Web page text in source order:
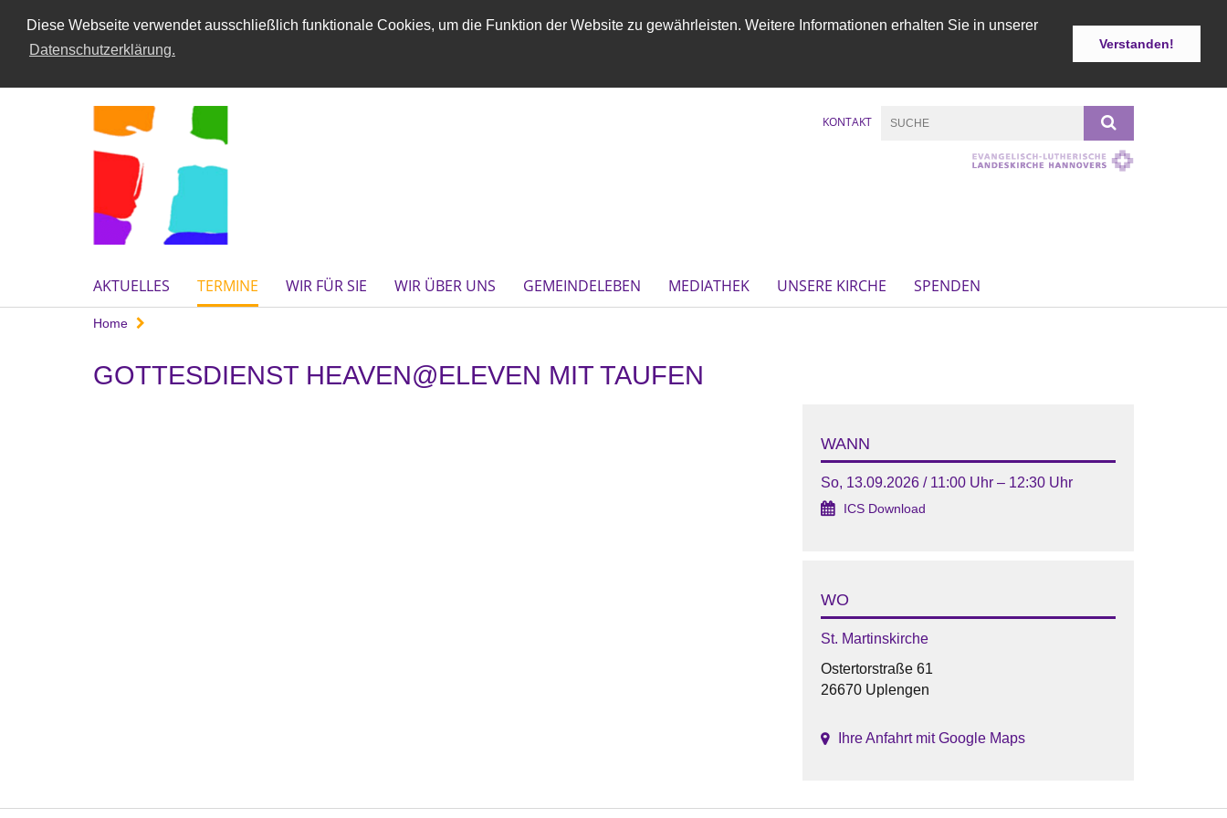
Diese Webseite verwendet ausschließlich funktionale Cookies, um die Funktion der Website zu gewährleisten. Weitere Informationen erhalten Sie in unserer
Datenschutzerklärung.
Verstanden!
KONTAKT
AKTUELLES TERMINE WIR FÜR SIE WIR ÜBER UNS GEMEINDELEBEN MEDIATHEK UNSERE KIRCHE SPENDEN
Home
GOTTESDIENST HEAVEN@ELEVEN MIT TAUFEN
WANN
So, 13.09.2026 / 11:00 Uhr – 12:30 Uhr
ICS Download
WO
St. Martinskirche
Ostertorstraße 61
26670 Uplengen
Ihre Anfahrt mit Google Maps